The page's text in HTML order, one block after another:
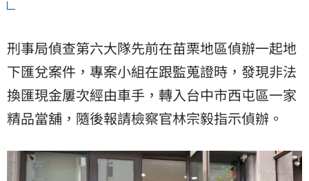
刑事局偵查第六大隊先前在苗栗地區偵辦一起地
下匯兌案件，專案小組在跟監蒐證時，發現非法
換匯現金屢次經由車手，轉入台中市西屯區一家
精品當舖，隨後報請檢察官林宗毅指示偵辦。